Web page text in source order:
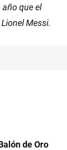
año que el
Messi.
de Oro